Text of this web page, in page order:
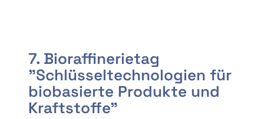
7. Bioraffinerietag
"Schlüsseltechnologien für
biobasierte Produkte und
Kraftstoffe"